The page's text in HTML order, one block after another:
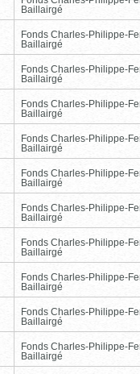
Baillairgé
Fonds Charles-Philippe-
Baillairgé
Fonds Charles-Philippe-
Baillairgé
Fonds Charles-Philippe-
Baillairgé
Fonds Charles-Philippe-
Baillairgé
Fonds Charles-Philippe-
Baillairgé
Fonds Charles-Philippe-
Baillairgé
Fonds Charles-Philippe-
Baillairgé
Fonds Charles-Philippe-
Baillairgé
Fonds Charles-Philippe-
Baillairgé
Fonds Charles-Philippe-
Baillairgé